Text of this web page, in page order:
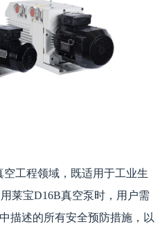
工程领域，既适用于工业生
莱宝D16B真空泵时，用户需
描述的所有安全预防措施，以